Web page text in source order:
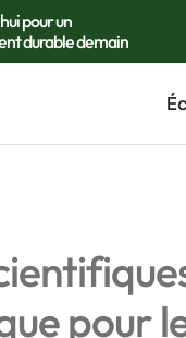
pour un
durable demain
pour